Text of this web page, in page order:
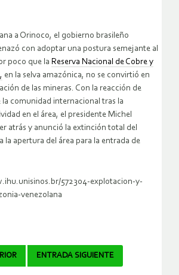
a Orinoco, el gobierno brasileño
con adoptar una postura semejante al
poco que la Reserva Nacional de Cobre y
en la selva amazónica, no se convirtió en
de las mineras. Con la reacción de
la comunidad internacional tras la
en el área, el presidente Michel
atrás y anunció la extinción total del
la apertura del área para la entrada de
572304-explotacion-y-
venezolana
ENTRADA SIGUIENTE